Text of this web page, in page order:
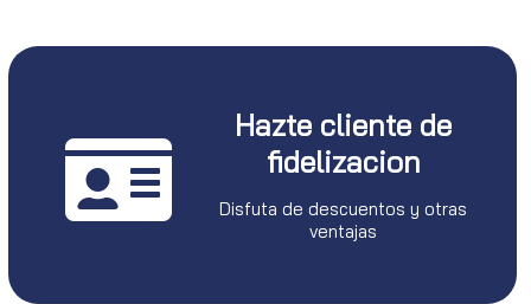
Hazte cliente de
fidelizacion
Disfuta de descuentos y otras
ventajas